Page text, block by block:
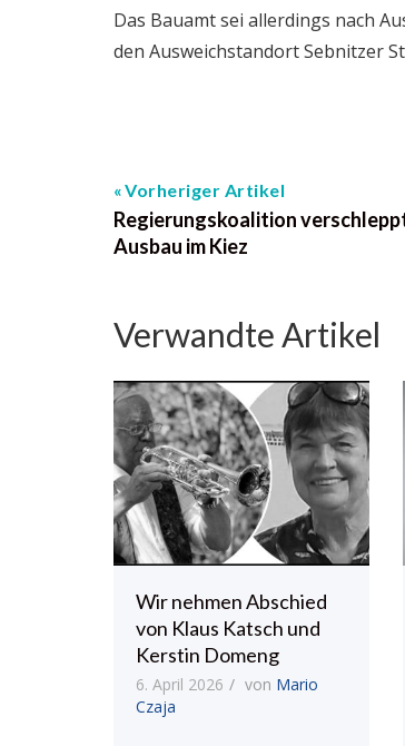
Das Bauamt sei allerdings nach
den Ausweichstandort Sebnitzer
Vorheriger Artikel
Regierungskoalition
Ausbau im Kiez
Verwandte Artikel
Wir nehmen Abschied
von Klaus Katsch und
Kerstin Domeng
6. April 2026 von Mario
Czaja